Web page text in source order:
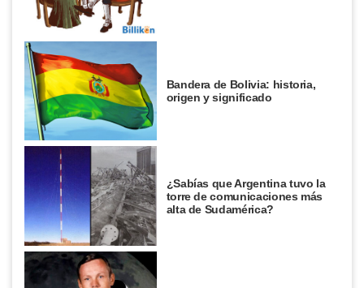
Bandera de Bolivia: historia,
origen y significado
¿Sabías que Argentina tuvo la
torre de comunicaciones más
alta de Sudamérica?